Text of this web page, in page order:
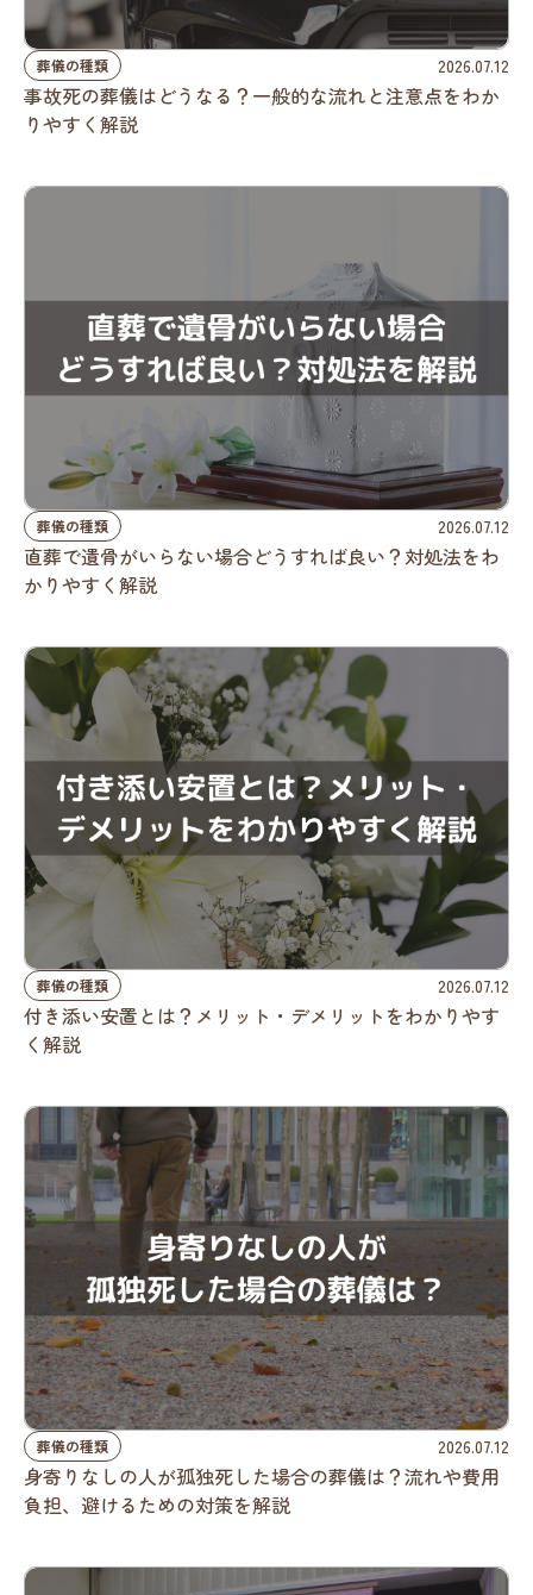
葬儀の種類 2026.07.12
事故死の葬儀はどうなる？一般的な流れと注意点をわか
りやすく解説
葬儀の種類 2026.07.12
直葬で遺骨がいらない場合どうすれば良い？対処法をわ
かりやすく解説
葬儀の種類 2026.07.12
付き添い安置とは？メリット・デメリットをわかりやす
く解説
葬儀の種類 2026.07.12
身寄りなしの人が孤独死した場合の葬儀は？流れや費用
負担、避けるための対策を解説